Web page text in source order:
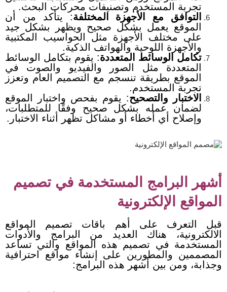
تجربة المستخدم وتصنيفات محركات البحث.
التوافق مع الأجهزة المختلفة: يتأكد من أن
الموقع يعمل بشكل صحيح ويظهر بشكل جيد
على مختلف الأجهزة مثل الحواسيب المكتبية
والأجهزة اللوحية والهواتف الذكية.
تكامل الوسائط المتعددة: يقوم بتكامل الوسائط
المتعددة مثل الصور والفيديو والصوت في
الموقع بطريقة تنسجم مع التصميم العام وتعزز
تجربة المستخدم.
الاختبار والتصحيح: يقوم بفحص واختبار الموقع
لضمان عمله بشكل صحيح وفقًا للمتطلبات،
وإصلاح أي أخطاء أو مشاكل تظهر أثناء الاختبار.
أشهر البرامج المستخدمة في تصميم
المواقع الإلكترونية
قبل التعرف على أهم باقات تصميم المواقع
الالكترونية، هناك العديد من البرامج والأدوات
المستخدمة في تصميم هذه المواقع والتي تساعد
المصممين والمطورين على إنشاء مواقع احترافية
وجذابة، ومن بين أشهر هذه البرامج: